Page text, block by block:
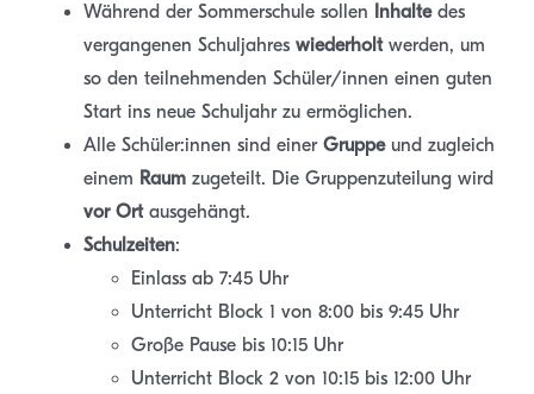
Während der Sommerschule sollen
Inhaltedes
vergangenen Schuljahres wiederholtwerden, um
so den teilnehmenden Schüler/innen einen guten
Start ins neue Schuljahr zu ermöglichen.
Alle Schüler:innen sind einer Gruppeund zugleich
einem Raumzugeteilt. Die Gruppenzuteilung wird
vor Ortausgehängt.
Schulzeiten:
Einlass ab 7:45 Uhr
Unterricht Block 1 von 8:00 bis 9:45 Uhr
Große Pause bis 10:15 Uhr
Unterricht Block 2 von 10:15 bis 12:00 Uhr